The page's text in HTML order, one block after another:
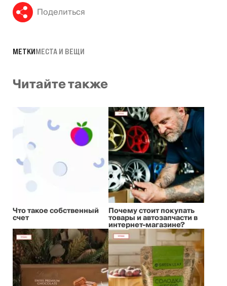
Поделиться
МЕТКИМЕСТА И ВЕЩИ
Читайте также
Что такое собственный
счет
Почему стоит покупать
товары и автозапчасти в
интернет-магазине?